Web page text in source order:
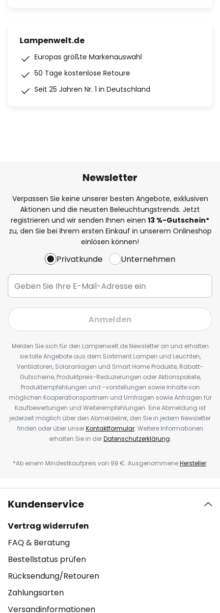
Lampenwelt.de
Europas größte Markenauswahl
50 Tage kostenlose Retoure
Seit 25 Jahren Nr. 1 in Deutschland
Newsletter
Verpassen Sie keine unserer besten Angebote, exklusiven
Aktionen und die neusten Beleuchtungstrends. Jetzt
registrieren und wir senden Ihnen einen 13 %-Gutschein*
zu, den Sie bei Ihrem ersten Einkauf in unserem Onlineshop
einlösen können!
Privatkunde Unternehmen
Anmelden
Melden Sie sich für den Lampenwelt.de Newsletter an und erhalten
sie tolle Angebote aus dem Sortiment Lampen und Leuchten,
Ventilatoren, Solaranlagen und Smart Home Produkte, Rabatt-
Gutscheine, Produktpreis-Reduzierungen oder Aktionspakete,
Produktempfehlungen und -vorstellungen sowie Inhalte von
möglichen Kooperationspartnern und Umfragen sowie Anfragen für
Kaufbewertungen und Weiterempfehlungen. Eine Abmeldung ist
jederzeit möglich über den Abmeldelink, den Sie in jedem Newsletter
finden oder über unserKontaktformular. Weitere Informationen
erhalten Sie in derDatenschutzerklärung.
*Ab einem Mindestkaufpreis von 99 €. AusgenommeneHersteller.
Kundenservice
Vertrag widerrufen
FAQ & Beratung
Bestellstatus prüfen
Rücksendung/Retouren
Zahlungsarten
Versandinformationen